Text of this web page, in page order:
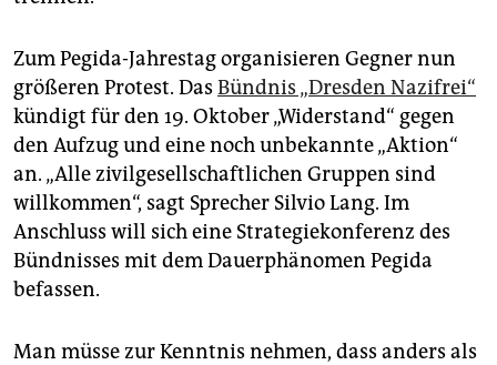
Zum Pegida-Jahrestag organisieren Gegner nun
größeren Protest. Das Bündnis „Dresden Nazifrei“
kündigt für den 19. Oktober „Widerstand“ gegen
den Aufzug und eine noch unbekannte „Aktion“
an. „Alle zivilgesellschaftlichen Gruppen sind
willkommen“, sagt Sprecher Silvio Lang. Im
Anschluss will sich eine Strategiekonferenz des
Bündnisses mit dem Dauerphänomen Pegida
befassen.
Man müsse zur Kenntnis nehmen, dass anders als